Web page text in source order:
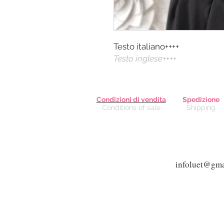
Testo italiano++++
Testo inglese++++
Condizioni di vendita
Conditions of sale
Spedizione
Shipping